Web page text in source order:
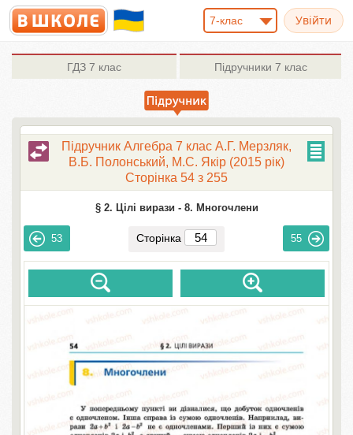
7-клас
ГДЗ 7 клас Підручники 7 клас
Підручник Алгебра 7 клас А.Г. Мерзляк,
В.Б. Полонський, М.С. Якір (2015 рік)
Сторінка 54 з 255
§ 2. Цілі вирази - 8. Многочлени
53 Сторінка 55